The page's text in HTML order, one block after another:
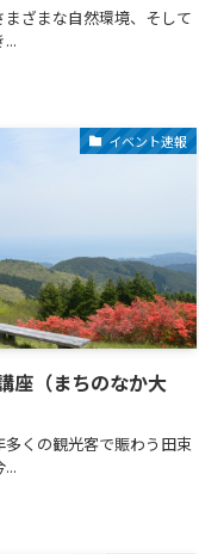
ざまな自然環境、そして
イベント速報
座（まちのなか大
くの観光客で賑わう田束